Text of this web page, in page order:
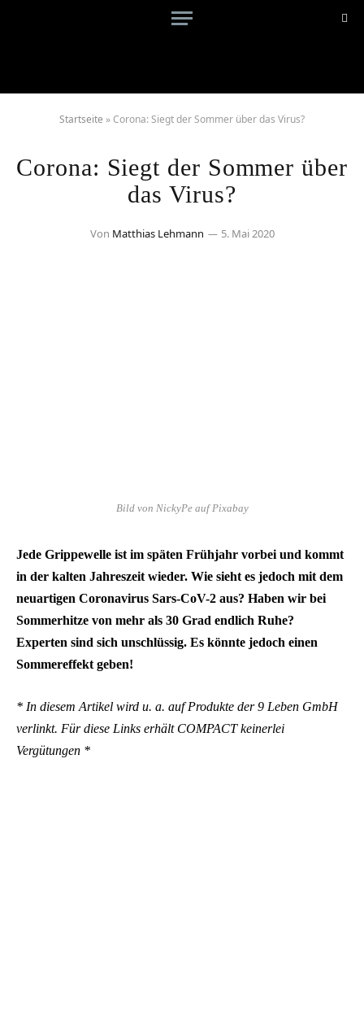
Startseite »Corona: Siegt der Sommer über das Virus?
Corona: Siegt der Sommer über
das Virus?
Von Matthias Lehmann 5. Mai 2020
Bild von NickyPe auf Pixabay
Jede Grippewelle ist im späten Frühjahr vorbei und kommt
in der kalten Jahreszeit wieder. Wie sieht es jedoch mit dem
neuartigen Coronavirus Sars-CoV-2 aus? Haben wir bei
Sommerhitze von mehr als 30 Grad endlich Ruhe?
Experten sind sich unschlüssig. Es könnte jedoch einen
Sommereffekt geben!
* In diesem Artikel wird u. a. auf Produkte der 9 Leben GmbH
verlinkt. Für diese Links erhält COMPACT keinerlei
Vergütungen *